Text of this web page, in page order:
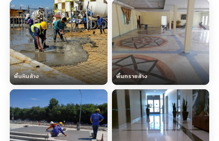
พื้นหินล้าง พื้นทรายล้าง